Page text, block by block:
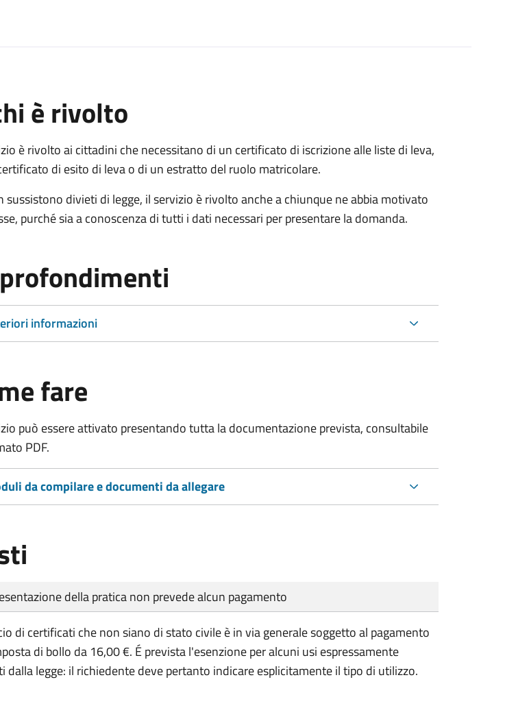
è rivolto
è rivolto ai cittadini che necessitano di un certificato di iscrizione alle liste di leva,
di esito di leva o di un estratto del ruolo matricolare.
sussistono divieti di legge, il servizio è rivolto anche a chiunque ne abbia motivato
purché sia a conoscenza di tutti i dati necessari per presentare la domanda.
informazioni
fare
può essere attivato presentando tutta la documentazione prevista, consultabile
PDF.
da compilare e documenti da allegare
pagamentodella pratica non prevede alcun pagamento
di certificati che non siano di stato civile è in via generale soggetto al pagamento
di bollo da 16,00 €. É prevista l'esenzione per alcuni usi espressamente
dalla legge: il richiedente deve pertanto indicare esplicitamente il tipo di utilizzo.